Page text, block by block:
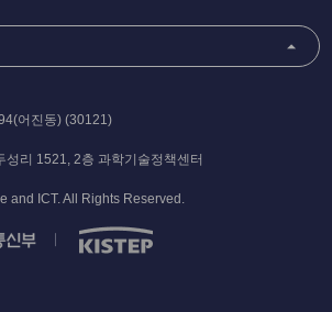
어진동) (30121)
성리 1521, 2층 과학기술정책센터
and ICT. All Rights Reserved.